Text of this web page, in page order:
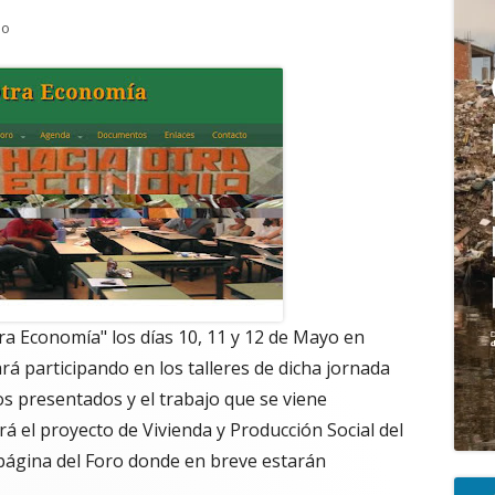
Economía" los días 10, 11 y 12 de Mayo en
participando en los talleres de dicha jornada
presentados y el trabajo que se viene
el proyecto de Vivienda y Producción Social del
del Foro donde en breve estarán